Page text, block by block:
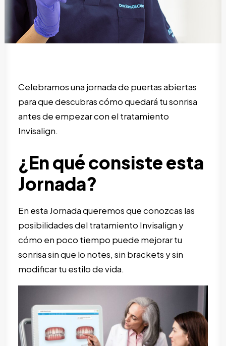
SEARCH
Celebramos una jornada de puertas abiertas
para que descubras cómo quedará tu sonrisa
antes de empezar con el tratamiento
Invisalign.
¿En qué consiste esta
Jornada?
En esta Jornada queremos que conozcas las
posibilidades del tratamiento Invisalign y
cómo en poco tiempo puede mejorar tu
sonrisa sin que lo notes, sin brackets y sin
modificar tu estilo de vida.